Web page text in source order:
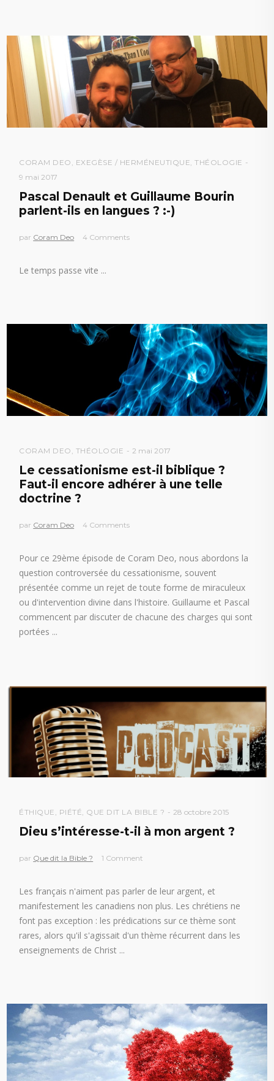
CORAM DEO , EXEGÈSE / HERMÉNEUTIQUE,THÉOLOGIE
9 mai 2017
Pascal Denault et Guillaume Bourin
parlent-ils en langues ? :-)
par Coram Deo 4 Comments
Le temps passe vite
CORAM DEO , THÉOLOGIE 2 mai 2017
Le cessationisme est-il biblique ?
Faut-il encore adhérer à une telle
doctrine ?
par Coram Deo 4 Comments
Pour ce 29ème épisode de Coram Deo, nous abordons la
question controversée du cessationisme, souvent
présentée comme un rejet de toute forme de miraculeux
ou d'intervention divine dans l'histoire. Guillaume et Pascal
commencent par discuter de chacune des charges qui sont
portées
ÉTHIQUE , PIÉTÉ, QUE DIT LA BIBLE ? 28 octobre 2015
Dieu s’intéresse-t-il à mon argent ?
par Que dit la Bible ? 1 Comment
Les français n'aiment pas parler de leur argent, et
manifestement les canadiens non plus. Les chrétiens ne
font pas exception : les prédications sur ce thème sont
rares, alors qu'il s'agissait d'un thème récurrent dans les
enseignements de Christ